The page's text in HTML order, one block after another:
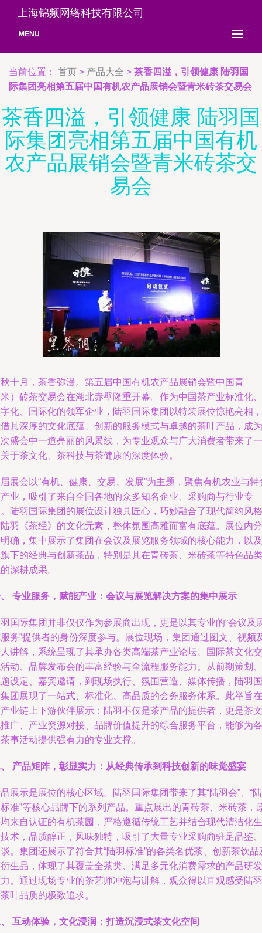
上海锦频网络科技有限公司
MENU
当前位置： 首页 > 产品大全 > 茶香四溢，引领健康 陆羽国
际集团亮相第五届中国有机农产品展销会暨青米砖茶交易会
茶香四溢，引领健康 陆羽国
际集团亮相第五届中国有机
农产品展销会暨青米砖茶交
易会
十月，茶香弥漫。第五届中国有机农产品展销会暨中国青
）砖茶交易会在湖北赤壁隆重开幕。作为中国茶产业标准化、
化、国际化的领军企业，陆羽国际集团以特装展位惊艳亮相，
其深厚的文化底蕴、创新的服务模式与卓越的茶叶产品，成为
盛会中一道亮丽的风景线，为专业观众与广大消费者带来了一
于茶文化、茶科技与茶健康的深度体验。
展会以“有机、健康、交易、发展”为主题，聚焦有机农业与特
业，吸引了来自全国各地的众多知名企业、采购商与行业专
陆羽国际集团的展位设计独具匠心，巧妙融合了现代简约风格
羽《茶经》的文化元素，整体氛围高雅而富有底蕴。展位内分
确，集中展示了集团在会议及展览服务领域的核心能力，以及
下的经典与创新茶品，特别是其在青砖茶、米砖茶等特色品类
深耕成果。
专业服务，赋能产业：会议与展览解决方案的集中展示
国际集团并非仅仅作为参展商出现，更是以其专业的“会议及
务”提供者的身份深度参与。展位现场，集团通过图文、视频
讲解，系统呈现了其承办各类高端茶产业论坛、国际茶文化交
动、品牌发布会的丰富经验与全流程服务能力。从前期策划、
设定、嘉宾邀请，到现场执行、氛围营造、媒体传播，陆羽国
团展现了一站式、标准化、高品质的会务服务体系。此举旨在
业链上下游伙伴展示：陆羽不仅是茶产品的提供者，更是茶文
广、产业资源对接、品牌价值提升的综合服务平台，能够为各
事活动提供强有力的专业支撑。
产品矩阵，彰显实力：从经典传承到科技创新的味觉盛宴
展示是展位的核心区域。陆羽国际集团带来了其“陆羽会”、“陆
准”等核心品牌下的系列产品。重点展出的青砖茶、米砖茶，
来自认证的有机茶园，严格遵循传统工艺并结合现代清洁化生
术，品质醇正，风味独特，吸引了大量专业采购商驻足品鉴、
。集团还展示了符合其“陆羽标准”的各类名优茶、创新茶饮品
生品，体现了其覆盖全茶类、满足多元化消费需求的产品研发
。通过现场专业的茶艺师冲泡与讲解，观众得以直观感受陆羽
叶品质的极致追求。
互动体验，文化浸润：打造沉浸式茶文化空间